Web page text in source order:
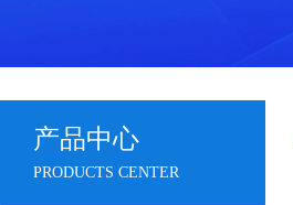
产品中心
PRODUCTS CENTER